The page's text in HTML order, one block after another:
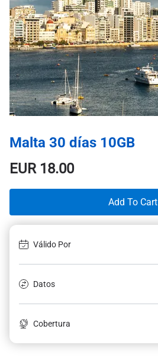
Malta 30 días 10GB
EUR18.00
Add To Cart
Válido Por
Datos
Cobertura